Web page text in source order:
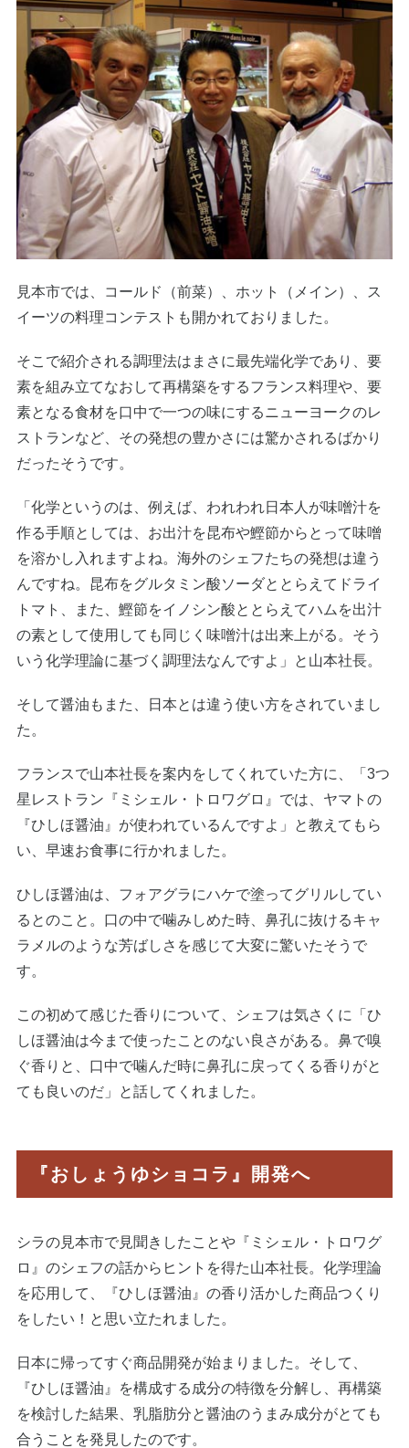
見本市では、コールド（前菜）、ホット（メイン）、ス
イーツの料理コンテストも開かれておりました。
そこで紹介される調理法はまさに最先端化学であり、要
素を組み立てなおして再構築をするフランス料理や、要
素となる食材を口中で一つの味にするニューヨークのレ
ストランなど、その発想の豊かさには驚かされるばかり
だったそうです。
「化学というのは、例えば、われわれ日本人が味噌汁を
作る手順としては、お出汁を昆布や鰹節からとって味噌
を溶かし入れますよね。海外のシェフたちの発想は違う
んですね。昆布をグルタミン酸ソーダととらえてドライ
トマト、また、鰹節をイノシン酸ととらえてハムを出汁
の素として使用しても同じく味噌汁は出来上がる。そう
いう化学理論に基づく調理法なんですよ」と山本社長。
そして醤油もまた、日本とは違う使い方をされていまし
た。
フランスで山本社長を案内をしてくれていた方に、「3つ
星レストラン『ミシェル・トロワグロ』では、ヤマトの
『ひしほ醤油』が使われているんですよ」と教えてもら
い、早速お食事に行かれました。
ひしほ醤油は、フォアグラにハケで塗ってグリルしてい
るとのこと。口の中で噛みしめた時、鼻孔に抜けるキャ
ラメルのような芳ばしさを感じて大変に驚いたそうで
す。
この初めて感じた香りについて、シェフは気さくに「ひ
しほ醤油は今まで使ったことのない良さがある。鼻で嗅
ぐ香りと、口中で噛んだ時に鼻孔に戻ってくる香りがと
ても良いのだ」と話してくれました。
『おしょうゆショコラ』開発へ
シラの見本市で見聞きしたことや『ミシェル・トロワグ
ロ』のシェフの話からヒントを得た山本社長。化学理論
を応用して、『ひしほ醤油』の香り活かした商品つくり
をしたい！と思い立たれました。
日本に帰ってすぐ商品開発が始まりました。そして、
『ひしほ醤油』を構成する成分の特徴を分解し、再構築
を検討した結果、乳脂肪分と醤油のうまみ成分がとても
合うことを発見したのです。